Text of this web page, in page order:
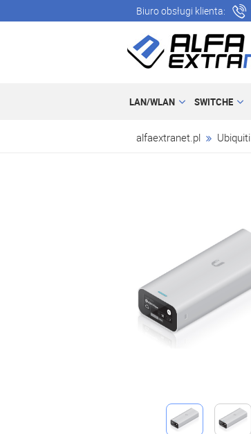
Biuro obsługi klienta:
LAN/WLAN SWITCHE
alfaextranet.pl Ubiquiti